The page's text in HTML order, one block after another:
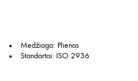
Medžiaga: Plienas
Standartai: ISO 2936